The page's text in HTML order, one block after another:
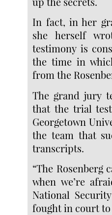
In fact, in her
she herself
testimony is
the time in
from the
The grand jury
that the trial
Georgetown
the team that
transcripts.
“The Rosenberg
when we’re
National
fought in court to